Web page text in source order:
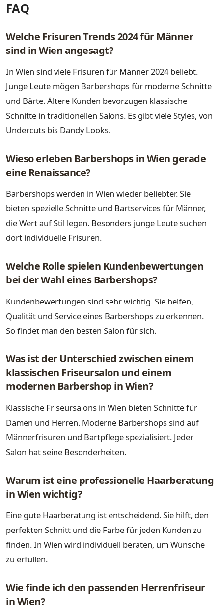
FAQ
Welche Frisuren Trends 2024 für Männer
sind in Wien angesagt?
In Wien sind viele Frisuren für Männer 2024 beliebt.
Junge Leute mögen Barbershops für moderne Schnitte
und Bärte. Ältere Kunden bevorzugen klassische
Schnitte in traditionellen Salons. Es gibt viele Styles, von
Undercuts bis Dandy Looks.
Wieso erleben Barbershops in Wien gerade
eine Renaissance?
Barbershops werden in Wien wieder beliebter. Sie
bieten spezielle Schnitte und Bartservices für Männer,
die Wert auf Stil legen. Besonders junge Leute suchen
dort individuelle Frisuren.
Welche Rolle spielen Kundenbewertungen
bei der Wahl eines Barbershops?
Kundenbewertungen sind sehr wichtig. Sie helfen,
Qualität und Service eines Barbershops zu erkennen.
So findet man den besten Salon für sich.
Was ist der Unterschied zwischen einem
klassischen Friseursalon und einem
modernen Barbershop in Wien?
Klassische Friseursalons in Wien bieten Schnitte für
Damen und Herren. Moderne Barbershops sind auf
Männerfrisuren und Bartpflege spezialisiert. Jeder
Salon hat seine Besonderheiten.
Warum ist eine professionelle Haarberatung
in Wien wichtig?
Eine gute Haarberatung ist entscheidend. Sie hilft, den
perfekten Schnitt und die Farbe für jeden Kunden zu
finden. In Wien wird individuell beraten, um Wünsche
zu erfüllen.
Wie finde ich den passenden Herrenfriseur
in Wien?